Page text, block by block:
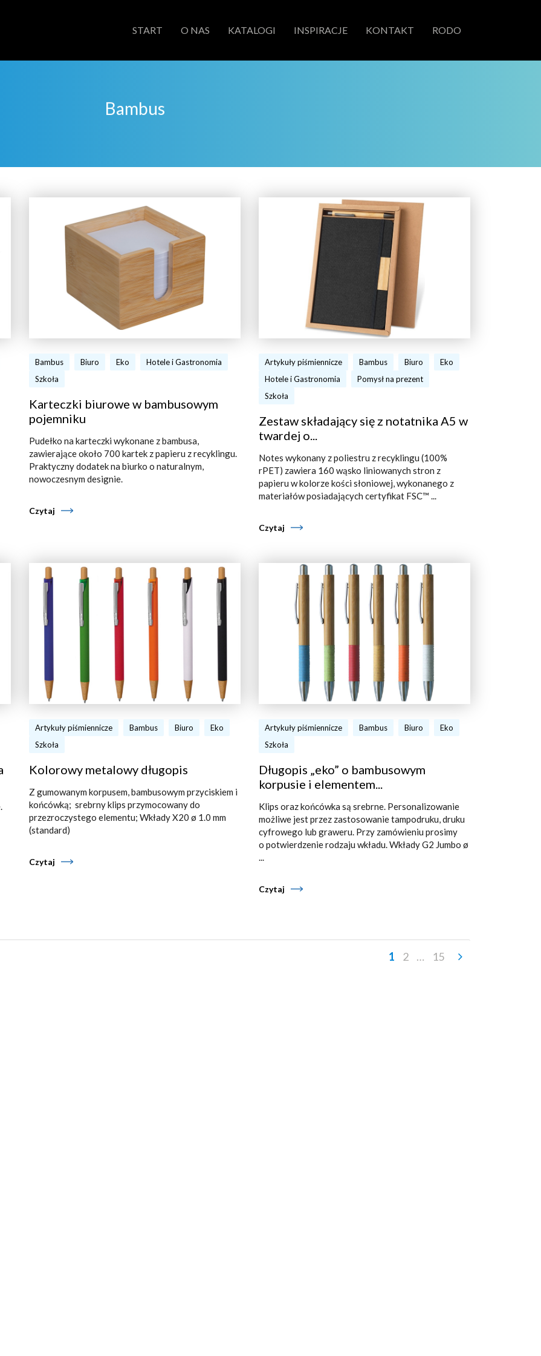
START O NAS KATALOGI INSPIRACJE KONTAKT RODO
Bambus
Bambus Biuro Eko
Hotele i Gastronomia
Szkoła
Karteczki biurowe w bambusowym
pojemniku
Pudełko na karteczki wykonane z bambusa,
zawierające około 700 kartek z papieru z recyklingu.
Praktyczny dodatek na biurko o naturalnym,
nowoczesnym designie.
Czytaj
Artykuły piśmiennicze Bambus Biuro
Eko
Hotele i Gastronomia
Pomysł na prezent
Szkoła
Zestaw składający się z notatnika A5 w
twardej o...
Notes wykonany z poliestru z recyklingu (100%
rPET) zawiera 160 wąsko liniowanych stron z
papieru w kolorze kości słoniowej, wykonanego z
materiałów posiadających certyfikat FSC™ ...
Czytaj
Artykuły piśmiennicze Bambus Biuro
Eko
Szkoła
Kolorowy metalowy długopis
Z gumowanym korpusem, bambusowym przyciskiem i
końcówką; srebrny klips przymocowany do
przezroczystego elementu; Wkłady X20 ø 1.0 mm
(standard)
Czytaj
Artykuły piśmiennicze Bambus Biuro
Eko
Szkoła
Długopis „eko” o bambusowym
korpusie i elementem...
Klips oraz końcówka są srebrne. Personalizowanie
możliwe jest przez zastosowanie tampodruku, druku
cyfrowego lub graweru. Przy zamówieniu prosimy
o potwierdzenie rodzaju wkładu. Wkłady G2 Jumbo ø
...
Czytaj
1 2 … 15